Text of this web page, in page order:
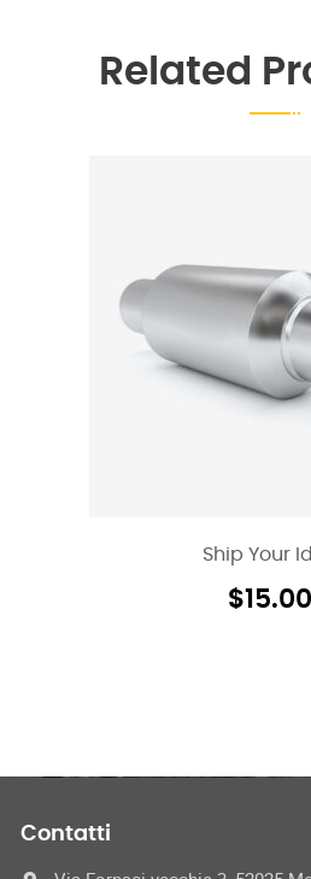
Related
Ship Your
$15.00
Contatti